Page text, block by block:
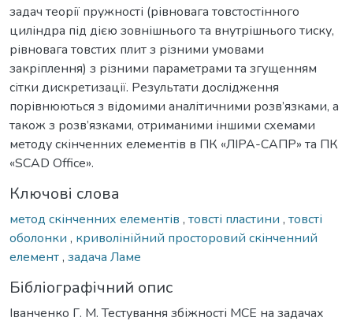
задач теорії пружності (рівновага товстостінного
циліндра під дією зовнішнього та внутрішнього тиску,
рівновага товстих плит з різними умовами
закріплення) з різними параметрами та згущенням
сітки дискретизації. Результати дослідження
порівнюються з відомими аналітичними розв’язками, а
також з розв’язками, отриманими іншими схемами
методу скінченних елементів в ПК «ЛІРА-САПР» та ПК
«SCAD Office».
Ключові слова
метод скінченних елементів , товсті пластини , товсті
оболонки , криволінійний просторовий скінченний
елемент, задача Ламе
Бібліографічний опис
Іванченко Г. М. Тестування збіжності МСЕ на задачах